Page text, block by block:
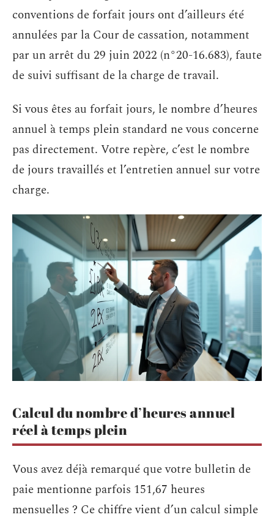
conventions de forfait jours ont d’ailleurs été
annulées par la Cour de cassation, notamment
par un arrêt du 29 juin 2022 (n°20-16.683), faute
de suivi suffisant de la charge de travail.
Si vous êtes au forfait jours, le nombre d’heures
annuel à temps plein standard ne vous concerne
pas directement. Votre repère, c’est le nombre
de jours travaillés et l’entretien annuel sur votre
charge.
Calcul du nombre d’heures annuel
réel à temps plein
Vous avez déjà remarqué que votre bulletin de
paie mentionne parfois 151,67 heures
mensuelles ? Ce chiffre vient d’un calcul simple